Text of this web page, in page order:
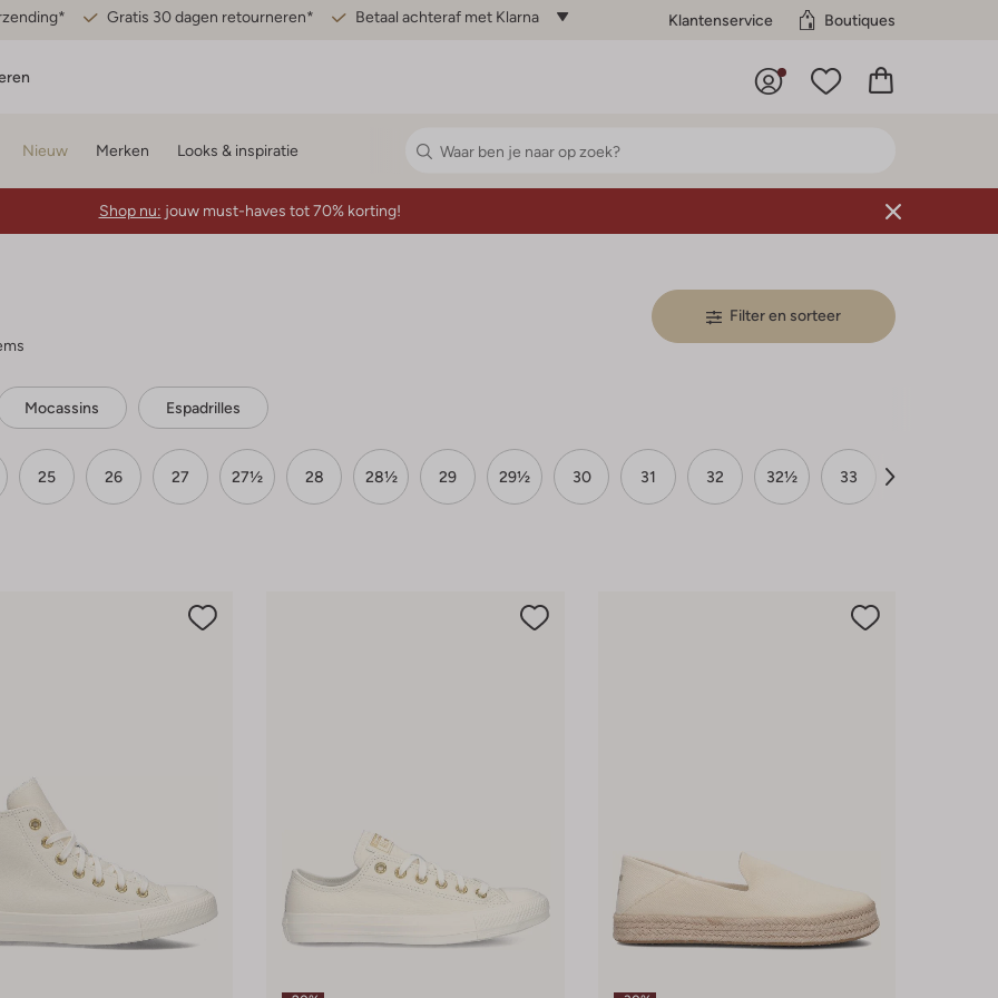
Gratis 30 dagen retourneren* Betaal achteraf met Klarna Klantenservice Boutiques
Nieuw Merken Looks & inspiratie
Shop nu: jouw must-haves tot 70% korting!
Filter en sorteer
Mocassins Espadrilles
25 26 27 27½ 28 28½ 29 29½ 30 31 32 32½ 33